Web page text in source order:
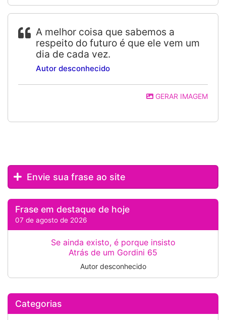
A melhor coisa que sabemos a
respeito do futuro é que ele vem um
dia de cada vez.
Autor desconhecido
GERAR IMAGEM
Envie sua frase ao site
Frase em destaque de hoje
07 de agosto de 2026
Se ainda existo, é porque insisto
Atrás de um Gordini 65
Autor desconhecido
Categorias